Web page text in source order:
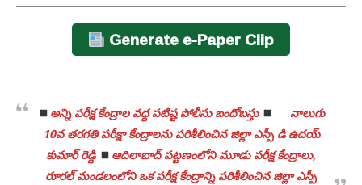
Generate e-Paper Clip
అన్ని పరీక్ష కేంద్రాల వద్ద పటిష్ట పోలీసు బందోబస్తు
నాలుగు
10వ తరగతి పరీక్షా కేంద్రాలను పరిశీలించిన జిల్లా ఎస్పీ డి ఉదయ్
కుమార్ రెడ్డి
ఆదిలాబాద్ పట్టణంలోని మూడు పరీక్ష కేంద్రాలు,
రూరల్ మండలంలోని ఒక పరీక్ష కేంద్రాన్ని పరిశీలించిన జిల్లా ఎస్పీ